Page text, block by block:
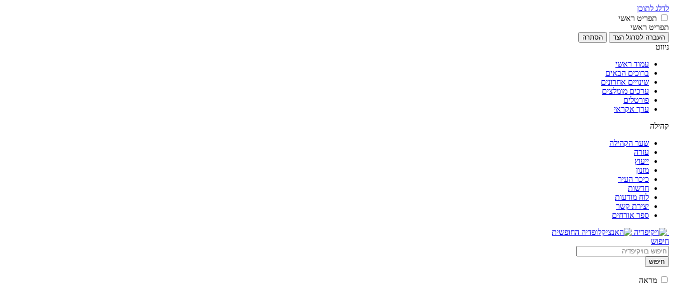
לדלג לתוכן
תפריט ראשי
תפריט ראשי
העברה לסרגל הצד הסתרה
ניווט
עמוד ראשי
ברוכים הבאים
שינויים אחרונים
ערכים מומלצים
פורטלים
ערך אקראי
קהילה
שער הקהילה
עזרה
ייעוץ
מזנון
כיכר העיר
חדשות
לוח מודעות
יצירת קשר
ספר אורחים
חיפוש
חיפוש
מראה